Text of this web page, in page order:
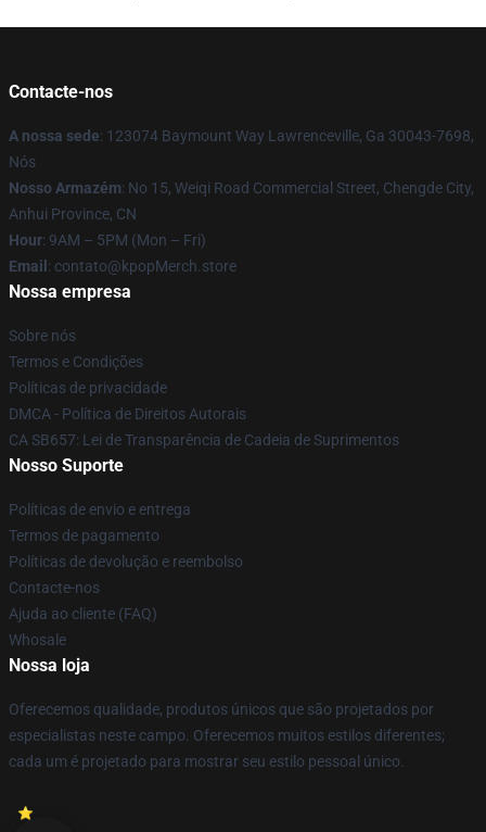
Contacte-nos
A nossa sede: 123074 Baymount Way Lawrenceville, Ga 30043-7698,
Nós
Nosso Armazém: No 15, Weiqi Road Commercial Street, Chengde City,
Anhui Province, CN
Hour: 9AM – 5PM (Mon – Fri)
Email : contato@kpopMerch.store
Nossa empresa
Sobre nós
Termos e Condições
Políticas de privacidade
DMCA - Política de Direitos Autorais
CA SB657: Lei de Transparência de Cadeia de Suprimentos
Nosso Suporte
Políticas de envio e entrega
Termos de pagamento
Políticas de devolução e reembolso
Contacte-nos
Ajuda ao cliente (FAQ)
Whosale
Nossa loja
Oferecemos qualidade, produtos únicos que são projetados por
especialistas neste campo. Oferecemos muitos estilos diferentes;
cada um é projetado para mostrar seu estilo pessoal único.